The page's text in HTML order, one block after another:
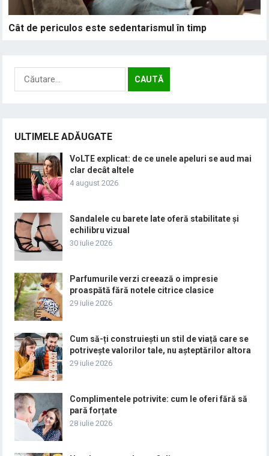
Cât de periculos este sedentarismul în timp
Caută
după:
ULTIMELE ADĂUGATE
VoLTE explicat: de ce unele apeluri se aud mai
clar decât altele
4 august 2026
Sandalele cu barete late oferă stabilitate și
echilibru vizual
30 iulie 2026
Parfumurile verzi creează o impresie
proaspătă fără notele citrice clasice
29 iulie 2026
Cum să-ți construiești un stil de viață care se
potrivește valorilor tale, nu așteptărilor altora
29 iulie 2026
Complimentele potrivite: cum le oferi fără să
pară forțate
28 iulie 2026